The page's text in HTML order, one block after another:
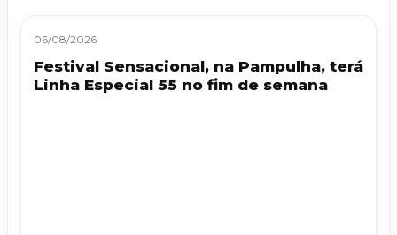
06/08/2026
Festival Sensacional, na Pampulha, terá
Linha Especial 55 no fim de semana